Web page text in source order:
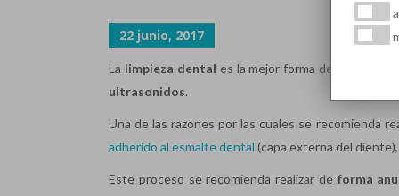
22 junio, 2017
La limpieza dental es la mejor forma de prevenir
ultrasonidos.
Una de las razones por las cuales se recomienda
adherido al esmalte dental (capa externa del
Este proceso se recomienda realizar de forma